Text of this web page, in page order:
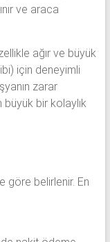
ve araca
ağır ve büyük
için deneyimli
zarar
bir kolaylık
göre belirlenir. En